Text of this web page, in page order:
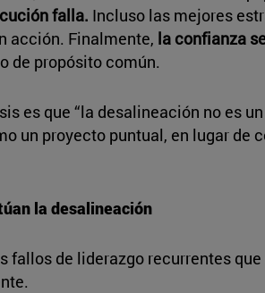
falla. Incluso las mejores
acción. Finalmente, la confianza
de propósito común.
es que “la desalineación no es
un proyecto puntual, en lugar
la desalineación
fallos de liderazgo recurrentes